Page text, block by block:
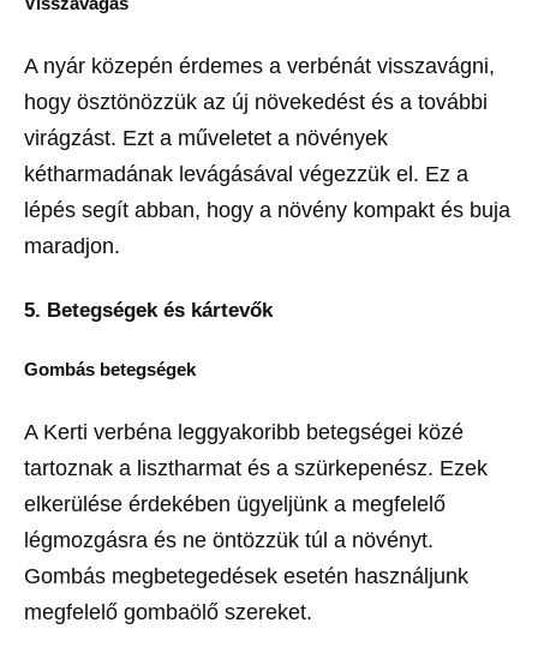
A nyár közepén érdemes a verbénát visszavágni,
hogy ösztönözzük az új növekedést és a további
virágzást. Ezt a műveletet a növények
kétharmadának levágásával végezzük el. Ez a
lépés segít abban, hogy a növény kompakt és buja
maradjon.
5. Betegségek és kártevők
Gombás betegségek
A Kerti verbéna leggyakoribb betegségei közé
tartoznak a lisztharmat és a szürkepenész. Ezek
elkerülése érdekében ügyeljünk a megfelelő
légmozgásra és ne öntözzük túl a növényt.
Gombás megbetegedések esetén használjunk
megfelelő gombaölő szereket.